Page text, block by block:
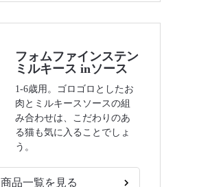
フォムファインステン
ミルキース inソース
1-6歳用。ゴロゴロとしたお
肉とミルキースソースの組
み合わせは、こだわりのあ
る猫も気に入ることでしょ
う。
商品一覧を見る